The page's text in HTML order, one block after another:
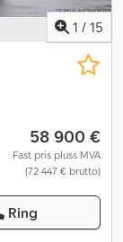
1 / 15
58 900 €
Fast pris pluss MVA
(72 447 € brutto)
Ring